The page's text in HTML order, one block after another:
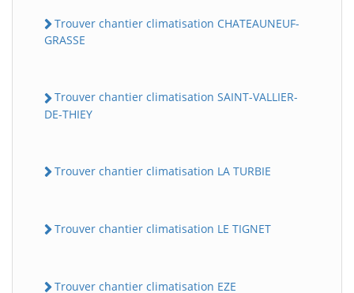
Trouver chantier climatisation CHATEAUNEUF-
GRASSE
Trouver chantier climatisation SAINT-VALLIER-
DE-THIEY
Trouver chantier climatisation LA TURBIE
Trouver chantier climatisation LE TIGNET
Trouver chantier climatisation EZE